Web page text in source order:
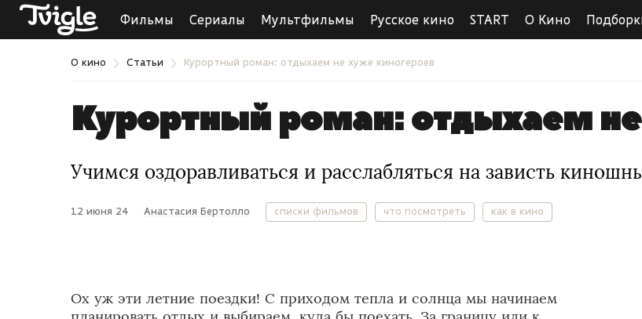
Фильмы Сериалы Мультфильмы Русское кино START О Кино
О кино Статьи Курортный роман: отдыхаем не хуже киногероев
Курортный роман: отдыхаем
Учимся оздоравливаться и расслабляться на зависть
12 июня 24 Анастасия Бертолло списки фильмов что посмотреть как в кино
Ох уж эти летние поездки! С приходом тепла и солнца мы начинаем